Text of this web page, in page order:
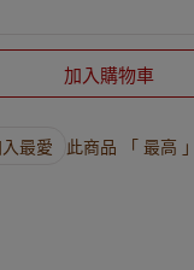
加入購物車
最愛 此商品 「 最高